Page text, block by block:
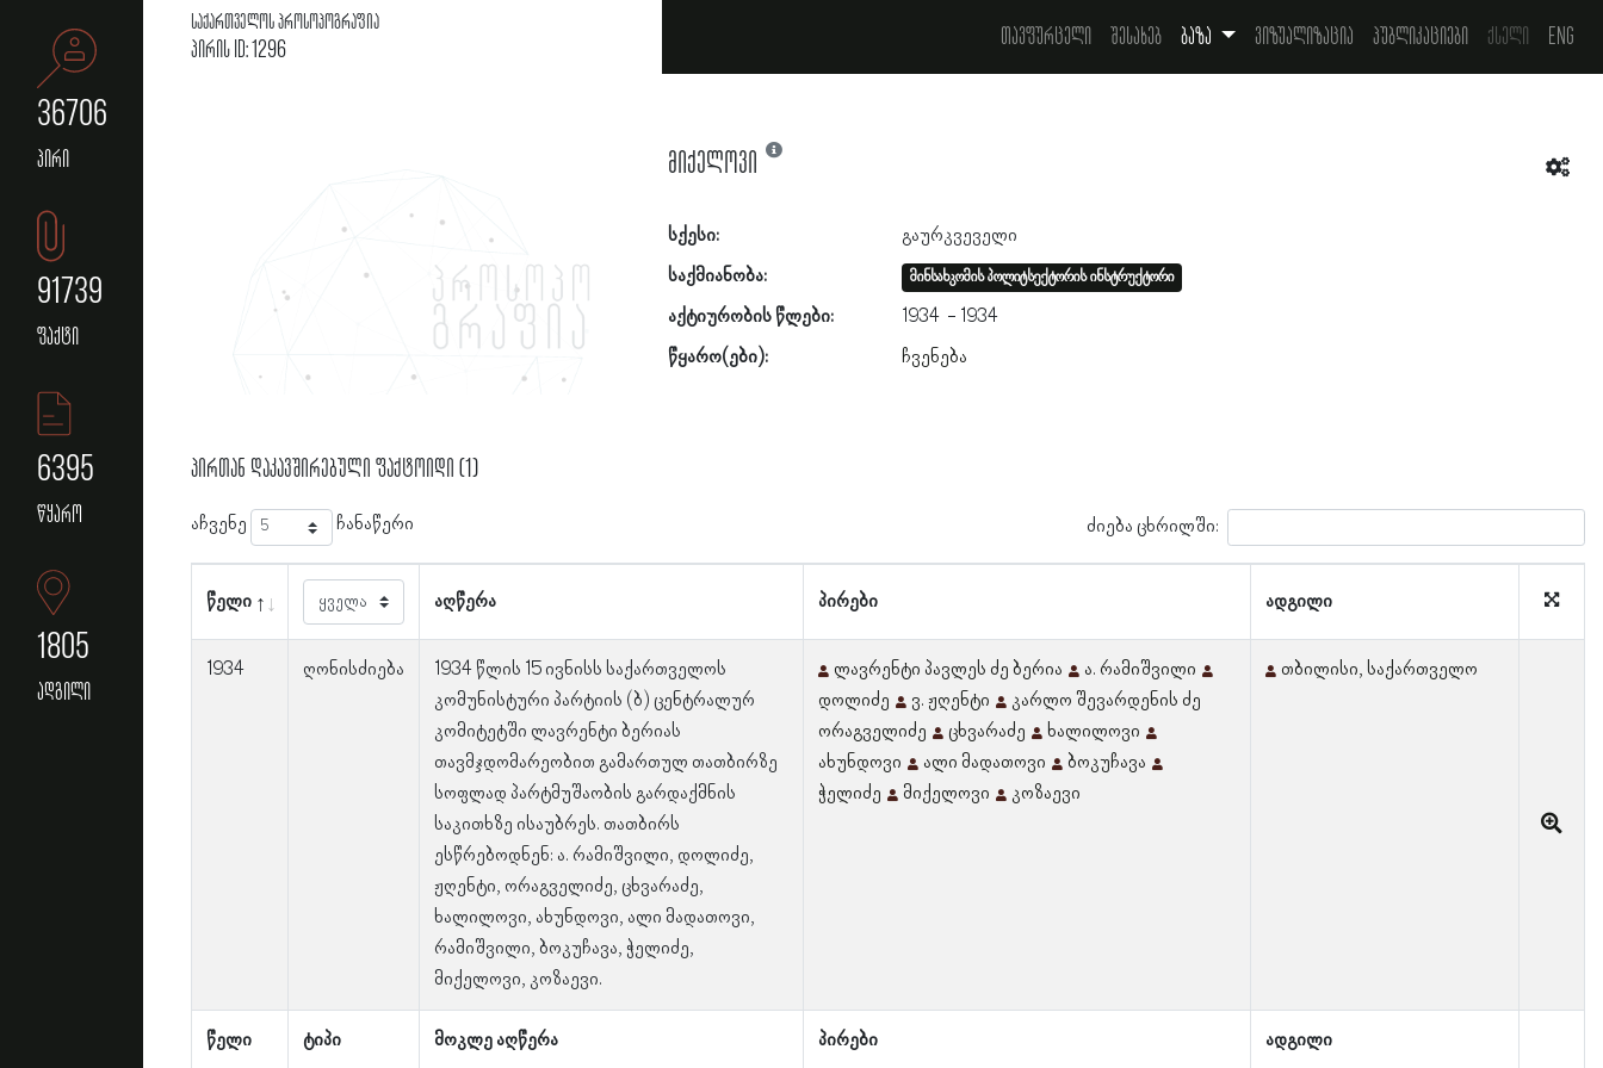
36706
პირი
91739
ფაქტი
6395
წყარო
1805
ადგილი
საქართველოს პროსოპოგრაფია
პირის ID: 1296 თავფურცელი შესახებ ბაზა ვიზუალიზაცია პუბლიკაციები ქსელი Eng
მიქელოვი
სქესი:
გაურკვეველი
საქმიანობა:
მინსახკომის პოლიტსექტორის ინსტრუქტორი
აქტიურობის წლები: 1934
1934
წყარო(ები):
ჩვენება
პირთან დაკავშირებული ფაქტოიდი (1)
აჩვენე ჩანაწერი ძიება ცხრილში:
წელი აღწერა პირები ადგილი
წელი ტიპი მოკლე აღწერა პირები ადგილი
1934 ღონისძიება
1934 წლის 15 ივნისს საქართველოს
კომუნისტური პარტიის (ბ) ცენტრალურ
კომიტეტში ლავრენტი ბერიას
თავმჯდომარეობით გამართულ თათბირზე
სოფლად პარტმუშაობის გარდაქმნის
საკითხზე ისაუბრეს. თათბირს
ესწრებოდნენ: ა. რამიშვილი, დოლიძე,
ჟღენტი, ორაგველიძე, ცხვარაძე,
ხალილოვი, ახუნდოვი, ალი მადათოვი,
რამიშვილი, ბოკუჩავა, ჭელიძე,
მიქელოვი, კოზაევი.
ლავრენტი პავლეს ძე ბერია
ა. რამიშვილი
დოლიძე
ვ. ჟღენტი
კარლო შევარდენის ძე
ორაგველიძე
ცხვარაძე
ხალილოვი
ახუნდოვი
ალი მადათოვი
ბოკუჩავა
ჭელიძე
მიქელოვი კოზაევი
თბილისი, საქართველო